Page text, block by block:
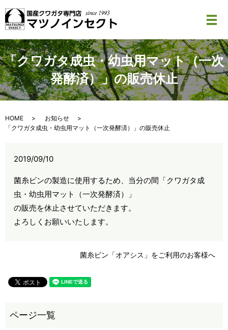
メ
「クワガタ成虫・幼虫用マット（一次
発酵済）」の販売休止
HOME
お知らせ
「クワガタ成虫・幼虫用マット（一次発酵済）」の販売休止
2019/09/10
菌糸ビンの製造に使用するため、当分の間「クワガタ成
虫・幼虫用マット（一次発酵済）」
の販売を休止させていただきます。
よろしくお願いいたします。
菌糸ビン「オアシス」をご利用のお客様へ